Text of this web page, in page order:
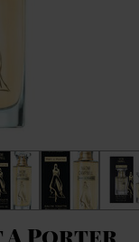
A Porter